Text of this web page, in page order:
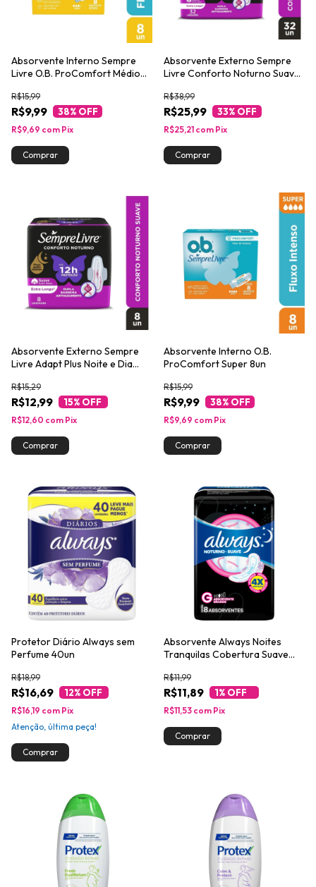
Absorvente Interno Sempre
Livre O.B. ProComfort Médio
R$9,99
R$15,99
38% OFF
R$9,69 com Pix
Absorvente Externo Sempre
Livre Conforto Noturno Suave,
R$25,99
R$38,99
33% OFF
R$25,21 com Pix
Absorvente Externo Sempre
Livre Adapt Plus Noite e Dia
R$12,99
R$15,29
15% OFF
R$12,60 com Pix
Absorvente Interno O.B.
ProComfort Super 8un
R$9,99
R$15,99
38% OFF
R$9,69 com Pix
Protetor Diário Always sem
Perfume 40un
R$16,69
R$18,99
12% OFF
R$16,19 com Pix
Atenção, última peça!
Absorvente Always Noites
Tranquilas Cobertura Suave
R$11,89
R$11,99
1% OFF
R$11,53 com Pix